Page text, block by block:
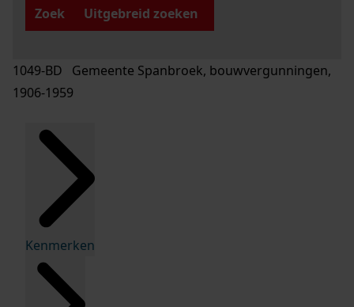
Zoek
Uitgebreid zoeken
1049-BD Gemeente Spanbroek, bouwvergunningen,
1906-1959
Kenmerken